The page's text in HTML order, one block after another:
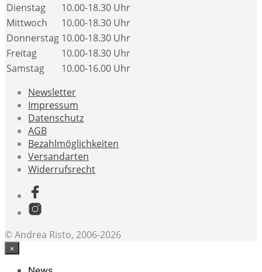
Dienstag
10.00-18.30 Uhr
Mittwoch
10.00-18.30 Uhr
Donnerstag 10.00-18.30 Uhr
Freitag
10.00-18.30 Uhr
Samstag
10.00-16.00 Uhr
Newsletter
Impressum
Datenschutz
AGB
Bezahlmöglichkeiten
Versandarten
Widerrufsrecht
© Andrea Risto, 2006-2026
×